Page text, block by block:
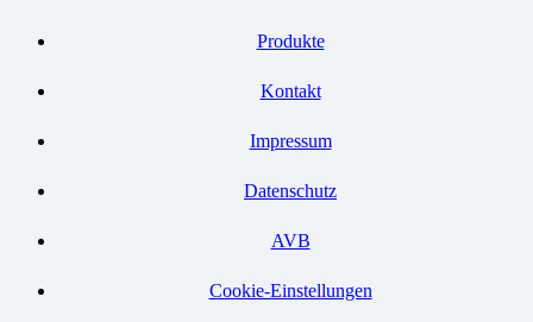
Produkte
Kontakt
Impressum
Datenschutz
AVB
Cookie-Einstellungen